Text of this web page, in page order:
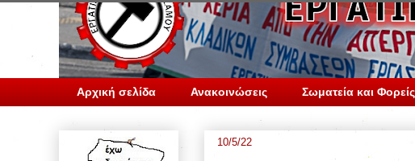
Αρχική σελίδα Ανακοινώσεις Σωματεία και Φορείς
10/5/22